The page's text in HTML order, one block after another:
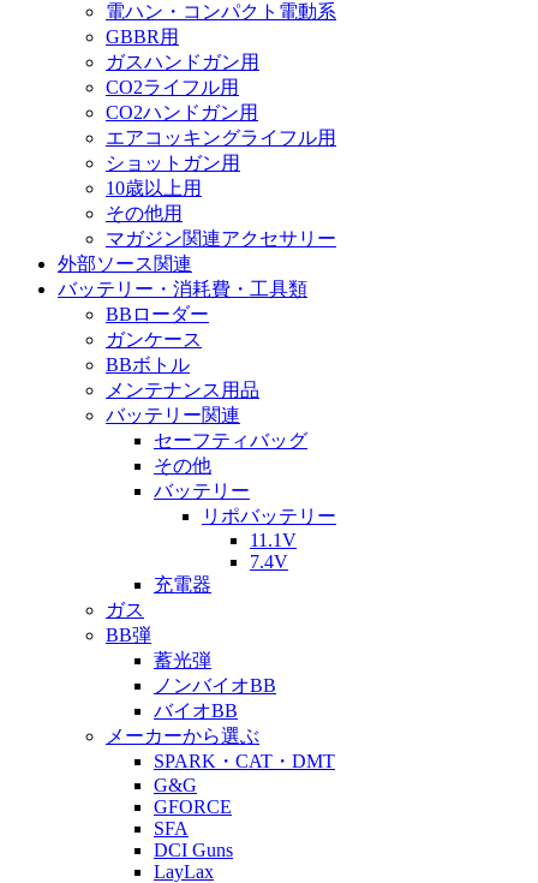
電ハン・コンパクト電動系
GBBR用
ガスハンドガン用
CO2ライフル用
CO2ハンドガン用
エアコッキングライフル用
ショットガン用
10歳以上用
その他用
マガジン関連アクセサリー
外部ソース関連
バッテリー・消耗費・工具類
BBローダー
ガンケース
BBボトル
メンテナンス用品
バッテリー関連
セーフティバッグ
その他
バッテリー
リポバッテリー
11.1V
7.4V
充電器
ガス
BB弾
蓄光弾
ノンバイオBB
バイオBB
メーカーから選ぶ
SPARK・CAT・DMT
G&G
GFORCE
SFA
DCI Guns
LayLax